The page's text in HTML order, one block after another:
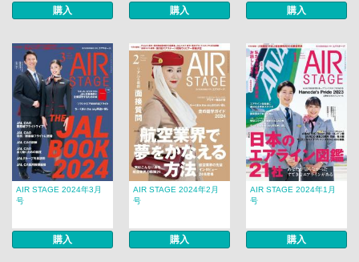
購入 購入 購入
AIR STAGE 2024年3月
号
購入
AIR STAGE 2024年2月
号
購入
AIR STAGE 2024年1月
号
購入